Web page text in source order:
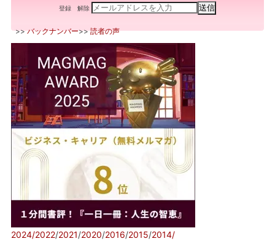
登録 解除
>>バックナンバー>>読者の声
2024/2022/2021/2020/2016/2015/2014/